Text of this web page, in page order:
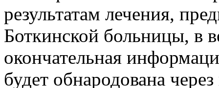
результатам лечения,
Боткинской больницы, в
окончательная
будет обнародована